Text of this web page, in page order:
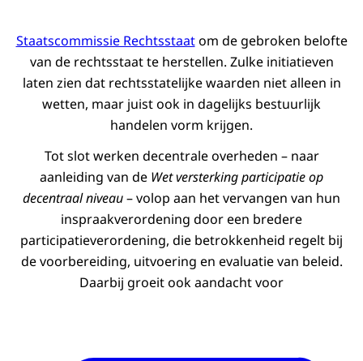
Staatscommissie Rechtsstaatom de gebroken belofte
van de rechtsstaat te herstellen. Zulke initiatieven
laten zien dat rechtsstatelijke waarden niet alleen in
wetten, maar juist ook in dagelijks bestuurlijk
handelen vorm krijgen.
Tot slot werken decentrale overheden – naar
aanleiding van de Wet versterking participatie op
decentraal niveau– volop aan het vervangen van hun
inspraakverordening door een bredere
participatieverordening, die betrokkenheid regelt bij
de voorbereiding, uitvoering en evaluatie van beleid.
Daarbij groeit ook aandacht voor